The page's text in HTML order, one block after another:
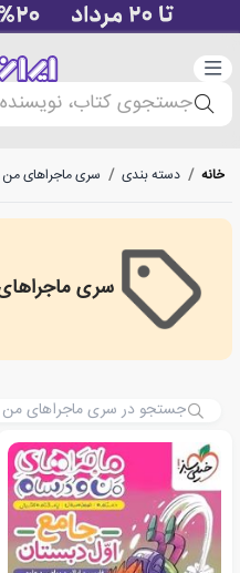
دسته‌بندی
جستجوی کتاب،
خانه / دسته بندی / سری ماجراهای
سری
سری